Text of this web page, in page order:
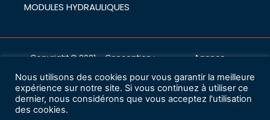
MODULES HYDRAULIQUES
Copyright © 2021 – Conception : Agencecwa
Mentions légales
Charte de protection des données à caractère personnel
Nous utilisons des cookies pour vous garantir la meilleure
expérience sur notre site. Si vous continuez à utiliser ce
dernier, nous considérons que vous acceptez l'utilisation
des cookies.